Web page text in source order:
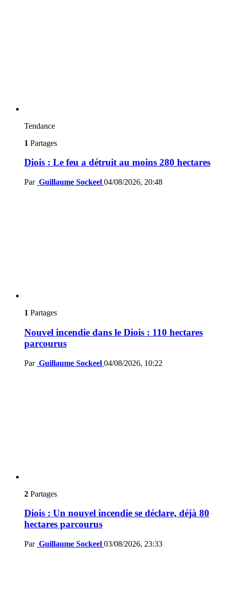
Tendance
1 Partages
Diois : Le feu a détruit au moins 280 hectares
Par Guillaume Sockeel 04/08/2026, 20:48
1 Partages
Nouvel incendie dans le Diois : 110 hectares
parcourus
Par Guillaume Sockeel 04/08/2026, 10:22
2 Partages
Diois : Un nouvel incendie se déclare, déjà 80
hectares parcourus
Par Guillaume Sockeel 03/08/2026, 23:33